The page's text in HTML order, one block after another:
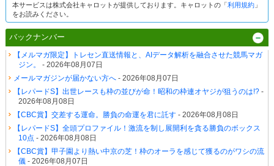
本サービスは株式会社キャロットが提供しております。キャロットの「利用規約」
をお読みください。
バックナンバー
【メルマガ限定】トレセン直送情報と、AIデータ解析を融合させた競馬マガ
ジン。
- 2026年08月07日
メールマガジンが届かない方へ- 2026年08月07日
【レパードS】出世レースも枠の並びが命！昭和の枠連オヤジが狙うのは!?-
2026年08月08日
【CBC賞】交差する運命。勝負の命運を君に託す- 2026年08月08日
【レパードS】全頭プロファイル！激流を制し展開利を貪る勝負のボックス
10点 - 2026年08月08日
【CBC賞】甲子園より熱い中京の芝！枠のオーラを感じて獲るのがワシの流
儀- 2026年08月07日